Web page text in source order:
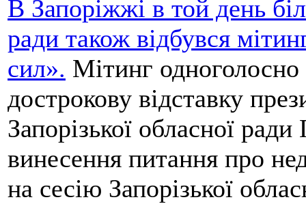
В Запоріжжі в той день
ради також відбувся
сил». Мітинг
дострокову відставку
Запорізької обласної
винесення питання про
на сесію Запорізької